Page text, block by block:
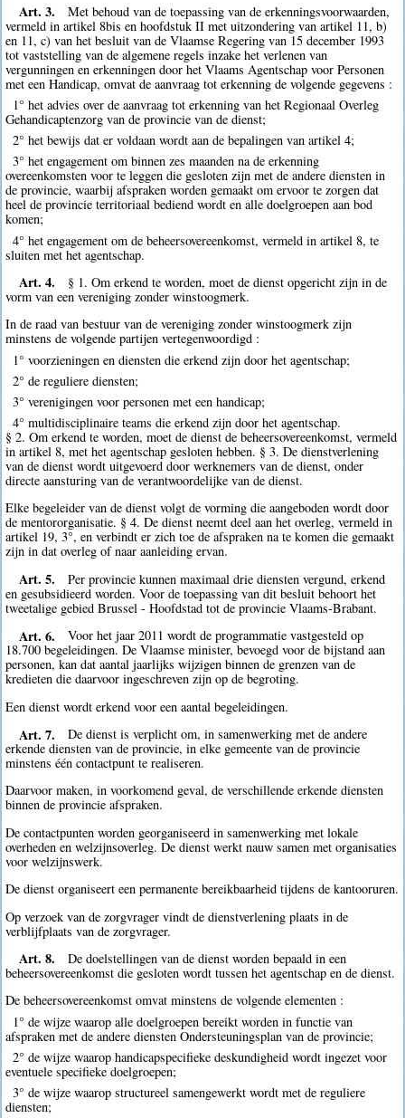
Art. 3.
Met behoud van de toepassing van de erkenningsvoorwaarden,
vermeld in artikel 8bis en hoofdstuk II met uitzondering van artikel 11, b)
en 11, c) van het besluit van de Vlaamse Regering van 15 december 1993
tot vaststelling van de algemene regels inzake het verlenen van
vergunningen en erkenningen door het Vlaams Agentschap voor Personen
met een Handicap, omvat de aanvraag tot erkenning de volgende gegevens :
1° het advies over de aanvraag tot erkenning van het Regionaal Overleg
Gehandicaptenzorg van de provincie van de dienst;
2° het bewijs dat er voldaan wordt aan de bepalingen van artikel 4;
3° het engagement om binnen zes maanden na de erkenning
overeenkomsten voor te leggen die gesloten zijn met de andere diensten in
de provincie, waarbij afspraken worden gemaakt om ervoor te zorgen dat
heel de provincie territoriaal bediend wordt en alle doelgroepen aan bod
komen;
4° het engagement om de beheersovereenkomst, vermeld in artikel 8, te
sluiten met het agentschap.
Art. 4.
§ 1. Om erkend te worden, moet de dienst opgericht zijn in de
vorm van een vereniging zonder winstoogmerk.
In de raad van bestuur van de vereniging zonder winstoogmerk zijn
minstens de volgende partijen vertegenwoordigd :
1° voorzieningen en diensten die erkend zijn door het agentschap;
2° de reguliere diensten;
3° verenigingen voor personen met een handicap;
4° multidisciplinaire teams die erkend zijn door het agentschap.
§ 2. Om erkend te worden, moet de dienst de beheersovereenkomst, vermeld
in artikel 8, met het agentschap gesloten hebben. § 3. De dienstverlening
van de dienst wordt uitgevoerd door werknemers van de dienst, onder
directe aansturing van de verantwoordelijke van de dienst.
Elke begeleider van de dienst volgt de vorming die aangeboden wordt door
de mentororganisatie. § 4. De dienst neemt deel aan het overleg, vermeld in
artikel 19, 3°, en verbindt er zich toe de afspraken na te komen die gemaakt
zijn in dat overleg of naar aanleiding ervan.
Art. 5.
Per provincie kunnen maximaal drie diensten vergund, erkend
en gesubsidieerd worden. Voor de toepassing van dit besluit behoort het
tweetalige gebied Brussel - Hoofdstad tot de provincie Vlaams-Brabant.
Art. 6.
Voor het jaar 2011 wordt de programmatie vastgesteld op
18.700 begeleidingen. De Vlaamse minister, bevoegd voor de bijstand aan
personen, kan dat aantal jaarlijks wijzigen binnen de grenzen van de
kredieten die daarvoor ingeschreven zijn op de begroting.
Een dienst wordt erkend voor een aantal begeleidingen.
Art. 7.
De dienst is verplicht om, in samenwerking met de andere
erkende diensten van de provincie, in elke gemeente van de provincie
minstens één contactpunt te realiseren.
Daarvoor maken, in voorkomend geval, de verschillende erkende diensten
binnen de provincie afspraken.
De contactpunten worden georganiseerd in samenwerking met lokale
overheden en welzijnsoverleg. De dienst werkt nauw samen met organisaties
voor welzijnswerk.
De dienst organiseert een permanente bereikbaarheid tijdens de kantooruren.
Op verzoek van de zorgvrager vindt de dienstverlening plaats in de
verblijfplaats van de zorgvrager.
Art. 8.
De doelstellingen van de dienst worden bepaald in een
beheersovereenkomst die gesloten wordt tussen het agentschap en de dienst.
De beheersovereenkomst omvat minstens de volgende elementen :
1° de wijze waarop alle doelgroepen bereikt worden in functie van
afspraken met de andere diensten Ondersteuningsplan van de provincie;
2° de wijze waarop handicapspecifieke deskundigheid wordt ingezet voor
eventuele specifieke doelgroepen;
3° de wijze waarop structureel samengewerkt wordt met de reguliere
diensten;